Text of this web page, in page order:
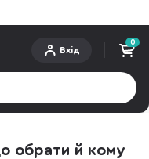
Вхід
0
обрати й кому